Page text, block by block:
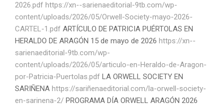
2026.pdf https://xn--sarienaeditorial-9tb.com/wp-
content/uploads/2026/05/Orwell-Society-mayo-2026-
CARTEL-1.pdf ARTÍCULO DE PATRICIA PUÉRTOLAS EN
HERALDO DE ARAGÓN 15 de mayo de 2026 https://xn--
sarienaeditorial-9tb.com/wp-
content/uploads/2026/05/articulo-en-Heraldo-de-Aragon-
por-Patricia-Puertolas.pdf LA ORWELL SOCIETY EN
SARIÑENA https://sariñenaeditorial.com/la-orwell-society-
en-sarinena-2/ PROGRAMA DÍA ORWELL ARAGÓN 2026